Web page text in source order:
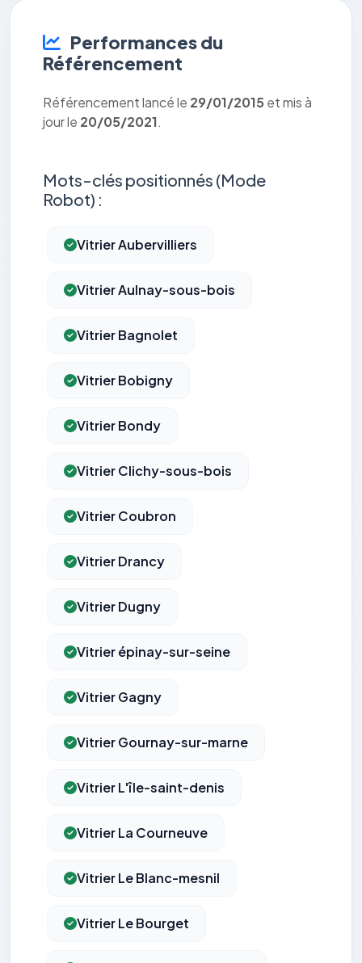
Performances du
Référencement
Référencement lancé le 29/01/2015 et mis à
jour le 20/05/2021.
Mots-clés positionnés (Mode
Robot) :
Vitrier Aubervilliers
Vitrier Aulnay-sous-bois
Vitrier Bagnolet
Vitrier Bobigny
Vitrier Bondy
Vitrier Clichy-sous-bois
Vitrier Coubron
Vitrier Drancy
Vitrier Dugny
Vitrier épinay-sur-seine
Vitrier Gagny
Vitrier Gournay-sur-marne
Vitrier L'île-saint-denis
Vitrier La Courneuve
Vitrier Le Blanc-mesnil
Vitrier Le Bourget